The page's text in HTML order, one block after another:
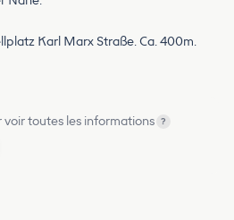
Karl Marx Straße. Ca. 400m.
toutes les informations ?